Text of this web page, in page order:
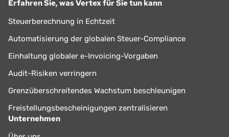
Erfahren Sie, was Vertex für Sie tun kann
Steuerberechnung in Echtzeit
Automatisierung der globalen Steuer-Compliance
Einhaltung globaler e-Invoicing-Vorgaben
Audit-Risiken verringern
Grenzüberschreitendes Wachstum beschleunigen
Freistellungsbescheinigungen zentralisieren
Unternehmen